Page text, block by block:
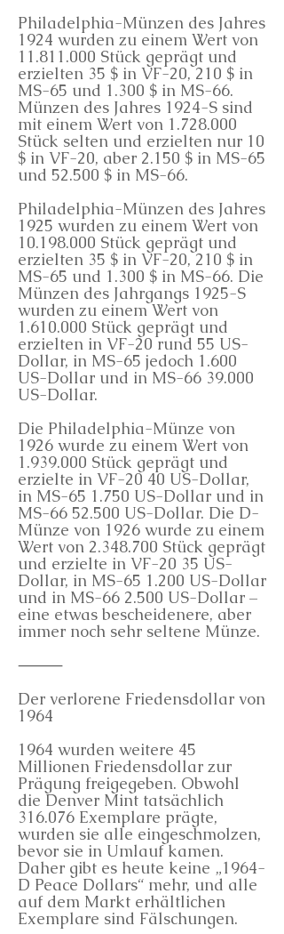
Philadelphia-Münzen des Jahres
1924 wurden zu einem Wert von
11.811.000 Stück geprägt und
erzielten 35 $ in VF-20, 210 $ in
MS-65 und 1.300 $ in MS-66.
Münzen des Jahres 1924-S sind
mit einem Wert von 1.728.000
Stück selten und erzielten nur 10
$ in VF-20, aber 2.150 $ in MS-65
und 52.500 $ in MS-66.
Philadelphia-Münzen des Jahres
1925 wurden zu einem Wert von
10.198.000 Stück geprägt und
erzielten 35 $ in VF-20, 210 $ in
MS-65 und 1.300 $ in MS-66. Die
Münzen des Jahrgangs 1925-S
wurden zu einem Wert von
1.610.000 Stück geprägt und
erzielten in VF-20 rund 55 US-
Dollar, in MS-65 jedoch 1.600
US-Dollar und in MS-66 39.000
US-Dollar.
Die Philadelphia-Münze von
1926 wurde zu einem Wert von
1.939.000 Stück geprägt und
erzielte in VF-20 40 US-Dollar,
in MS-65 1.750 US-Dollar und in
MS-66 52.500 US-Dollar. Die D-
Münze von 1926 wurde zu einem
Wert von 2.348.700 Stück geprägt
und erzielte in VF-20 35 US-
Dollar, in MS-65 1.200 US-Dollar
und in MS-66 2.500 US-Dollar –
eine etwas bescheidenere, aber
immer noch sehr seltene Münze.
⸻
Der verlorene Friedensdollar von
1964
1964 wurden weitere 45
Millionen Friedensdollar zur
Prägung freigegeben. Obwohl
die Denver Mint tatsächlich
316.076 Exemplare prägte,
wurden sie alle eingeschmolzen,
bevor sie in Umlauf kamen.
Daher gibt es heute keine „1964-
D Peace Dollars“ mehr, und alle
auf dem Markt erhältlichen
Exemplare sind Fälschungen.